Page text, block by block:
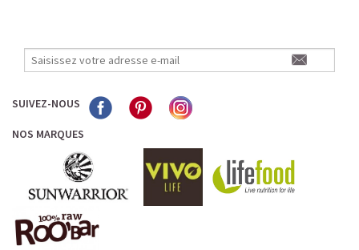
SUIVEZ-NOUS
NOS MARQUES